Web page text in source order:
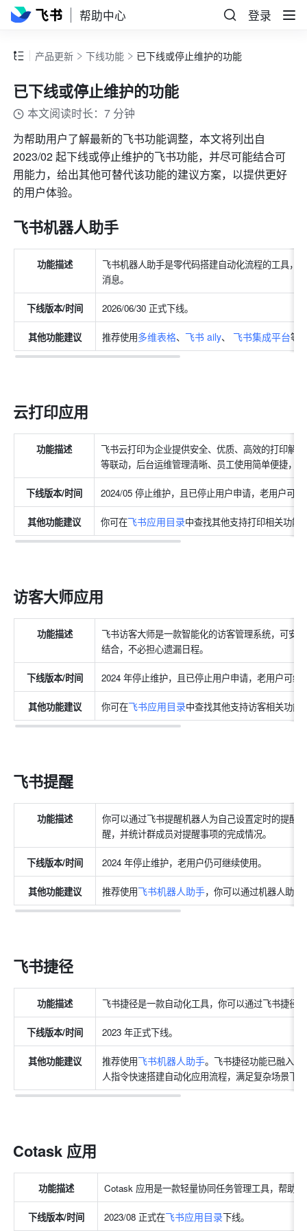
帮助中心 登录
产品更新 下线功能 已下线或停止维护的功能
已下线或停止维护的功能
本文阅读时长：7 分钟
为帮助用户了解最新的飞书功能调整，本文将列出自
2023/02 起下线或停止维护的飞书功能，并尽可能结合可
用能力，给出其他可替代该功能的建议方案，以提供更好
的用户体验。
飞书机器人助手
功能描述
飞书机器人助手是零代码搭建自动化流程的工具，
消息。
下线版本/时间 2026/06/30 正式下线。
其他功能建议 推荐使用多维表格、 飞书 aily、 飞书集成平台等
云打印应用
功能描述
飞书云打印为企业提供安全、优质、高效的打印解
等联动，后台运维管理清晰、员工使用简单便捷，
下线版本/时间 2024/05 停止维护，且已停止用户申请，老用户可
其他功能建议 你可在飞书应用目录中查找其他支持打印相关功能
访客大师应用
功能描述
飞书访客大师是一款智能化的访客管理系统，可安
结合，不必担心遗漏日程。
下线版本/时间 2024 年停止维护，且已停止用户申请，老用户可继
其他功能建议 你可在飞书应用目录中查找其他支持访客相关功能
飞书提醒
功能描述
你可以通过飞书提醒机器人为自己设置定时的提醒
醒，并统计群成员对提醒事项的完成情况。
下线版本/时间 2024 年停止维护，老用户仍可继续使用。
其他功能建议 推荐使用飞书机器人助手，你可以通过机器人助手
飞书捷径
功能描述 飞书捷径是一款自动化工具，你可以通过飞书捷径
下线版本/时间 2023 年正式下线。
其他功能建议 推荐使用飞书机器人助手。飞书捷径功能已融入
人指令快速搭建自动化应用流程，满足复杂场景下
Cotask 应用
功能描述 Cotask 应用是一款轻量协同任务管理工具，帮助
下线版本/时间 2023/08 正式在飞书应用目录下线。